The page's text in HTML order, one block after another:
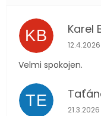
KB Karel
12.4.2026
Velmi spokojen.
TE
21.3.2026